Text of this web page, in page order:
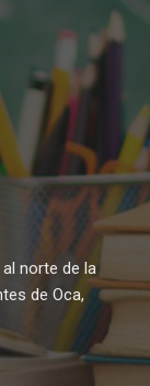
norte de la
de Oca,